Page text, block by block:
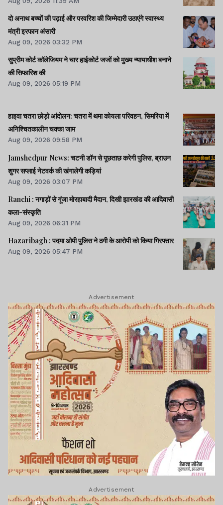
दो अनाथ बच्चों की पढ़ाई और परवरिश की जिम्मेदारी उठाएंगे स्वास्थ्य
मंत्री इरफान अंसारी
Aug 09, 2026 03:32 PM
सुप्रीम कोर्ट कॉलेजियम ने चार हाईकोर्ट जजों को मुख्य न्यायाधीश बनाने
की सिफारिश की
Aug 09, 2026 05:19 PM
हाइवा चतरा छोड़ो आंदोलन: चतरा में थमा कोयला परिवहन, सिमरिया में
अनिश्चितकालीन चक्का जाम
Aug 09, 2026 09:58 PM
Jamshedpur News: चटनी डॉन से पूछताछ करेगी पुलिस, ब्राउन
शुगर सप्लाई नेटवर्क की खंगालेगी कड़ियां
Aug 09, 2026 03:07 PM
Ranchi : नगाड़ों से गूंजा मोरहाबादी मैदान, दिखी झारखंड की आदिवासी
कला-संस्कृति
Aug 09, 2026 06:31 PM
Hazaribagh : पदमा ओपी पुलिस ने ठगी के आरोपी को किया गिरफ्तार
Aug 09, 2026 05:47 PM
Advertisement
Advertisement